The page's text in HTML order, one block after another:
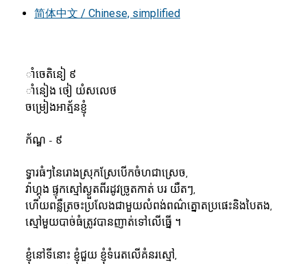
简体中文 / Chinese, simplified
ាំចេតិនៀ ៩
ាំនៀង ថៀ យំសលេថ
ចម្រៀងឤត្ម័នខ្ញុំ
ក័ណ្ឌ - ៩
ទ្វារធំៗនៃរោងស្រុកស្រែបើកចំហជាស្រេច,
វ៉ាហ្គុង ផ្ទុកស្មៅស្ងួតពីរដូវច្រូតកាត់ បរ យឺតៗ,
ហើយពន្លឺត្រចះប្រលែងជាមួយលំពង់ពណ៌ត្នោតប្រផេះនិងបៃតង,
ស្មៅមួយបាច់ធំត្រូវបានញាត់ទៅលើធ្នើ ។
ខ្ញុំនៅទីនោះ ខ្ញុំជួយ ខ្ញុំទំរេតលើគំនរស្មៅ,